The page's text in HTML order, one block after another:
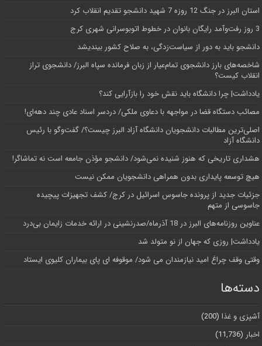
استان البرز در جنگ 12 روزه 7 شهید دانشجو تقدیم انقلاب کرد
3 روز رفت‌وآمد رایگان بانوان در خطوط اتوبوسرانی شهری کرج
دانشجو باید به دور از سیاست‌زدگی، به صلاح کشور بیندیشد
شاخصه‌های بارز دانشجوی تمام‌عیار از زبان فرمانده سپاه البرز/ دانشجوی تراز
انقلاب کیست؟
یادداشت| چرا دانشگاه باید نقش خود را بازآرایی کند؟
مصائب دستگاه قضا در مواجهه با دعاوی ملکی/ دردسر اسناد عادی چند‌ دهه‌ای!
اصلی‌ترین مطالبات دانشجویان دانشگاه آزاد البرز چیست؟/ گفت‌وگو با رئیس
دانشگاه آز‌اد
هشداری تاریخی که هنوز شنیده نمی‌شود/ دانشجو مؤذن جامعه است نه تماشاگر!
هیچ توسعه پایداری بدون همراهی دانشجویان ممکن نیست
جزئیات جدید از پرونده جاسوس اسرائیل در کرج/‌ کشف تجهیزات پیچیده
جاسوسی از متهم
عناوین روزنامه‌های البرز در ‌18 آذرماه/صدرنشینی در ارائه خدمات زایمان بی‌درد
یادداشت| روزی که جهان از نو متولد شد
وقتی وقف چراغ امید نیازمندان می شود/ موقوفه ای پای بیماران کلیوی ایستاد
دسته‌ها
آشپزی و غذا (200)
اخبار (11,736)